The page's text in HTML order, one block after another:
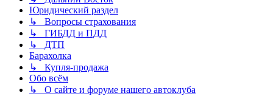
Юридический раздел
↳ Вопросы страхования
↳ ГИБДД и ПДД
↳ ДТП
Барахолка
↳ Купля-продажа
Обо всём
↳ О сайте и форуме нашего автоклуба